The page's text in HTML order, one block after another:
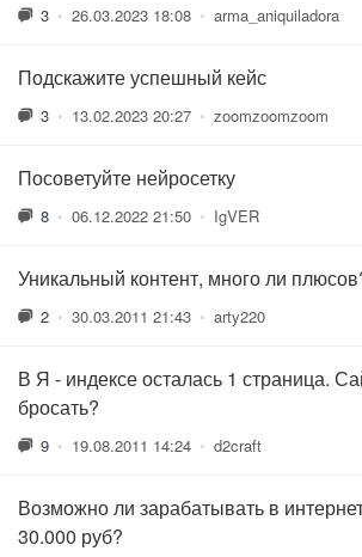
3 • 26.03.2023 18:08 • arma_aniquiladora
Подскажите успешный кейс
3 • 13.02.2023 20:27 • zoomzoomzoom
Посоветуйте нейросетку
8 • 06.12.2022 21:50 • IgVER
Уникальный контент, много ли
2 • 30.03.2011 21:43 • arty220
В Я - индексе осталась 1 страница.
бросать?
9 • 19.08.2011 14:24 • d2craft
Возможно ли зарабатывать в
30.000 руб?